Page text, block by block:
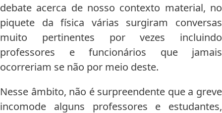
debate acerca de nosso contexto material, no
piquete da física várias surgiram conversas
muito pertinentes por vezes incluindo
professores e funcionários que jamais
ocorreriam se não por meio deste.
Nesse âmbito, não é surpreendente que a greve
incomode alguns professores e estudantes,